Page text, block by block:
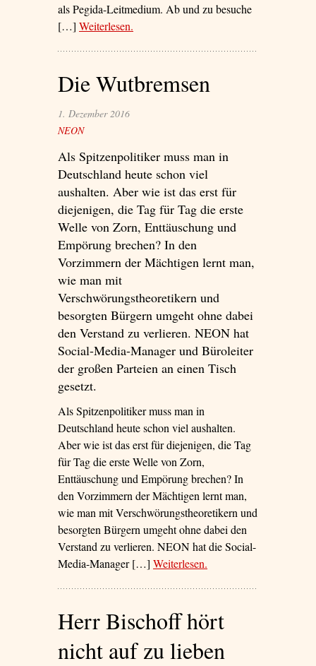
als Pegida-Leitmedium. Ab und zu besuche
[…] Weiterlesen– ‘Auf die rechte Tour’
.
Die Wutbremsen
1. Dezember 2016
NEON
Als Spitzenpolitiker muss man in
Deutschland heute schon viel
aushalten. Aber wie ist das erst für
diejenigen, die Tag für Tag die erste
Welle von Zorn, Enttäuschung und
Empörung brechen? In den
Vorzimmern der Mächtigen lernt man,
wie man mit
Verschwörungstheoretikern und
besorgten Bürgern umgeht ohne dabei
den Verstand zu verlieren. NEON hat
Social-Media-Manager und Büroleiter
der großen Parteien an einen Tisch
gesetzt.
Als Spitzenpolitiker muss man in
Deutschland heute schon viel aushalten.
Aber wie ist das erst für diejenigen, die Tag
für Tag die erste Welle von Zorn,
Enttäuschung und Empörung brechen? In
den Vorzimmern der Mächtigen lernt man,
wie man mit Verschwörungstheoretikern und
besorgten Bürgern umgeht ohne dabei den
Verstand zu verlieren. NEON hat die Social-
Media-Manager […] Weiterlesen– ‘Die Wutbremsen’
.
Herr Bischoff hört
nicht auf zu lieben